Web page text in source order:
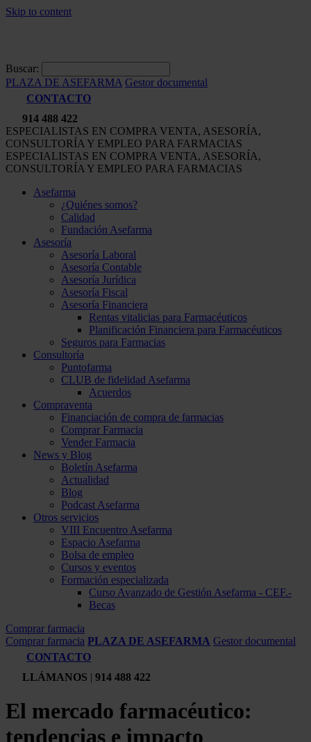
Skip to content
Buscar:
PLAZA DE ASEFARMA Gestor documental
CONTACTO
914 488 422
ESPECIALISTAS EN COMPRA VENTA, ASESORÍA,
CONSULTORÍA Y EMPLEO PARA FARMACIAS
ESPECIALISTAS EN COMPRA VENTA, ASESORÍA,
CONSULTORÍA Y EMPLEO PARA FARMACIAS
Asefarma
¿Quiénes somos?
Calidad
Fundación Asefarma
Asesoría
Asesoría Laboral
Asesoría Contable
Asesoría Jurídica
Asesoría Fiscal
Asesoría Financiera
Rentas vitalicias para Farmacéuticos
Planificación Financiera para Farmacéuticos
Seguros para Farmacias
Consultoría
Puntofarma
CLUB de fidelidad Asefarma
Acuerdos
Compraventa
Financiación de compra de farmacias
Comprar Farmacia
Vender Farmacia
News y Blog
Boletín Asefarma
Actualidad
Blog
Podcast Asefarma
Otros servicios
VIII Encuentro Asefarma
Espacio Asefarma
Bolsa de empleo
Cursos y eventos
Formación especializada
Curso Avanzado de Gestión Asefarma - CEF.-
Becas
Comprar farmacia
Comprar farmacia PLAZA DE ASEFARMA Gestor documental
CONTACTO
LLÁMANOS | 914 488 422
El mercado farmacéutico:
tendencias e impacto